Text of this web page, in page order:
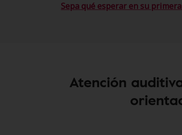
Sepa qué esperar en su
Atención